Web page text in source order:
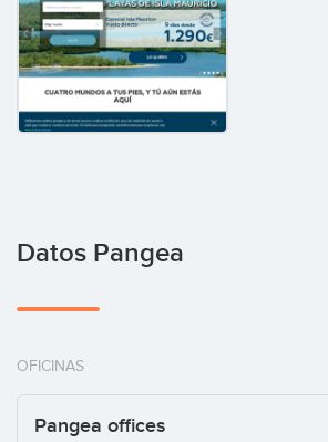
Datos Pangea
OFICINAS
Pangea offices